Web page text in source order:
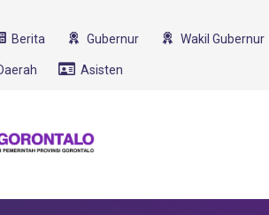
Berita Gubernur Wakil Gubernur
Asisten